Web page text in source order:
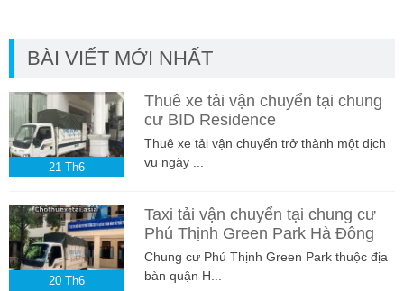
BÀI VIẾT MỚI NHẤT
21 Th6
Thuê xe tải vận chuyển tại chung
cư BID Residence
Thuê xe tải vận chuyển trở thành một dịch
vụ ngày ...
20 Th6
Taxi tải vận chuyển tại chung cư
Phú Thịnh Green Park Hà Đông
Chung cư Phú Thịnh Green Park thuộc địa
bàn quận H...